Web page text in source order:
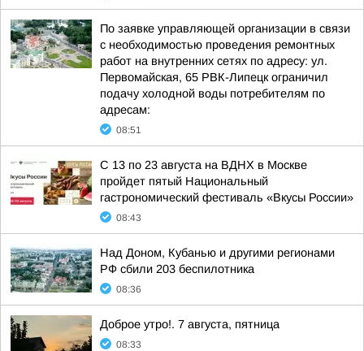
По заявке управляющей организации в связи
с необходимостью проведения ремонтных
работ на внутренних сетях по адресу: ул.
Первомайская, 65 РВК-Липецк ограничил
подачу холодной воды потребителям по
адресам:
08:51
С 13 по 23 августа на ВДНХ в Москве
пройдет пятый Национальный
гастрономический фестиваль «Вкусы России»
08:43
Над Доном, Кубанью и другими регионами
РФ сбили 203 беспилотника
08:36
Доброе утро!. 7 августа, пятница
08:33